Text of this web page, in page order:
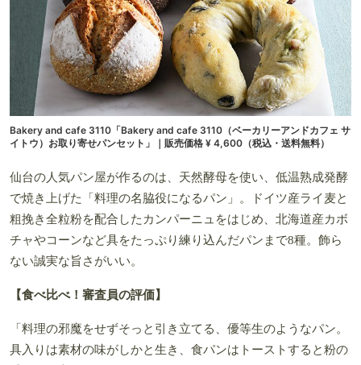
Bakery and cafe 3110「Bakery and cafe 3110（ベーカリーアンドカフェ サ
イトウ）お取り寄せパンセット」｜販売価格 ¥ 4,600（税込・送料無料）
仙台の人気パン屋が作るのは、天然酵母を使い、低温熟成発酵
で焼き上げた「料理の名脇役になるパン」。ドイツ産ライ麦と
粗挽き全粒粉を配合したカンパーニュをはじめ、北海道産カボ
チャやコーンなど具をたっぷり練り込んだパンまで8種。飾ら
ない誠実な旨さがいい。
【食べ比べ！審査員の評価】
「料理の邪魔をせずそっと引き立てる、優等生のようなパン。
具入りは素材の味がしかと生き、食パンはトーストすると粉の